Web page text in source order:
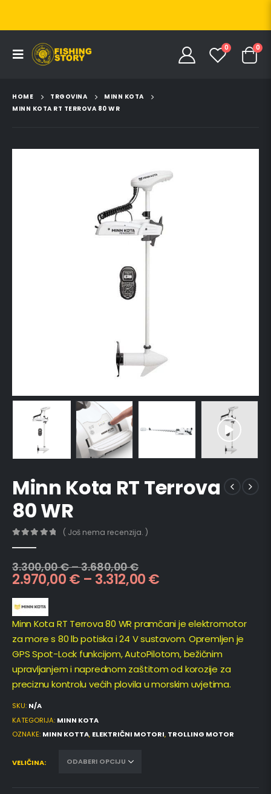
0 0
HOME TRGOVINA
MINN KOTA
MINN KOTA RT TERROVA 80 WR
Minn Kota RT Terrova
80 WR
( Još nema recenzija. )
3.300,00€–3.680,00€
2.970,00€ – 3.312,00€
Minn Kota RT Terrova 80 WR pramčani je elektromotor
za more s 80 lb potiska i 24 V sustavom. Opremljen je
GPS Spot-Lock funkcijom, AutoPilotom, bežičnim
upravljanjem i naprednom zaštitom od korozije za
preciznu kontrolu većih plovila u morskim uvjetima.
SKU: N/A
KATEGORIJA: MINN KOTA
OZNAKE: MINN KOTTA, ELEKTRIČNI MOTORI, TROLLING MOTOR
VELIČINA